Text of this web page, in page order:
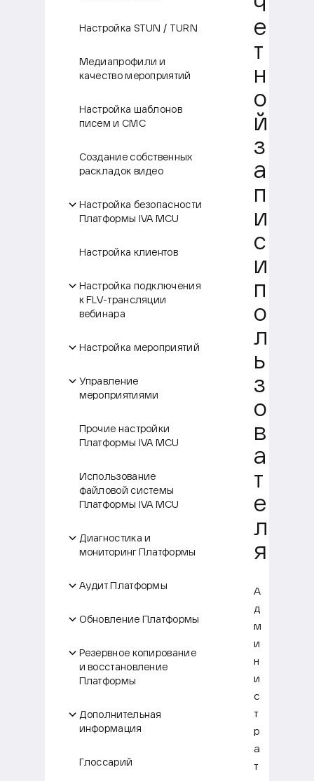
Настройка STUN / TURN
Медиапрофили и
качество мероприятий
Настройка шаблонов
писем и СМС
Создание собственных
раскладок видео
Настройка безопасности
Платформы IVA MCU
Настройка клиентов
Настройка подключения
к FLV-трансляции
вебинара
Настройка мероприятий
Управление
мероприятиями
Прочие настройки
Платформы IVA MCU
Использование
файловой системы
Платформы IVA MCU
Диагностика и
мониторинг Платформы
Аудит Платформы
Обновление Платформы
Резервное копирование
и восстановление
Платформы
Дополнительная
информация
Глоссарий
ч
е
т
н
о
й
з
а
п
и
с
и
п
о
л
ь
з
о
в
а
т
е
л
я
А
д
м
и
н
и
с
т
р
а
т